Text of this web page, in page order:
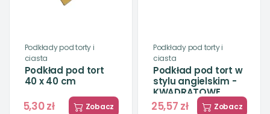
Podkłady pod torty i
ciasta
Podkład pod tort
40 x 40 cm
5,30 zł Zobacz
Podkłady pod torty i
ciasta
Podkład pod tort w
stylu angielskim -
KWADRATOWE
25,57 zł Zobacz